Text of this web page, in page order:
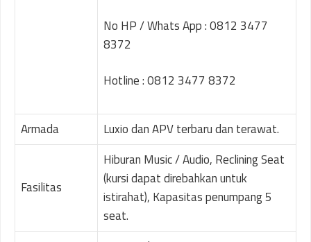
No HP / Whats App : 0812 3477
8372
Hotline : 0812 3477 8372
Armada Luxio dan APV terbaru dan terawat.
Fasilitas
Hiburan Music / Audio, Reclining Seat
(kursi dapat direbahkan untuk
istirahat), Kapasitas penumpang 5
seat.